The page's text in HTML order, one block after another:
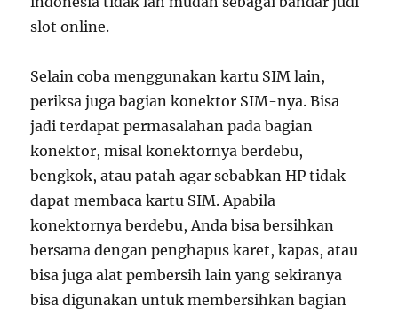
slot online.
Selain coba menggunakan kartu SIM lain,
periksa juga bagian konektor SIM-nya. Bisa
jadi terdapat permasalahan pada bagian
konektor, misal konektornya berdebu,
bengkok, atau patah agar sebabkan HP tidak
dapat membaca kartu SIM. Apabila
konektornya berdebu, Anda bisa bersihkan
bersama dengan penghapus karet, kapas, atau
bisa juga alat pembersih lain yang sekiranya
bisa digunakan untuk membersihkan bagian